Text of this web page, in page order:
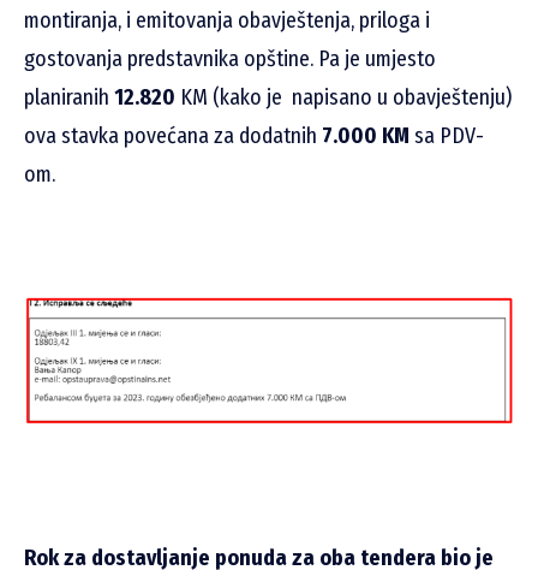
montiranja, i emitovanja obavještenja, priloga i
gostovanja predstavnika opštine. Pa je umjesto
planiranih 12.820 KM (kako je napisano u obavještenju)
ova stavka povećana za dodatnih 7.000 KM sa PDV-
om.
Rok za dostavljanje ponuda za oba tendera bio je